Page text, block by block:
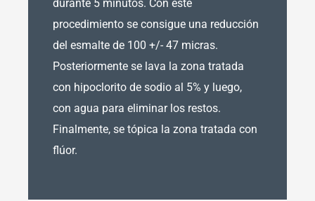
durante 5 minutos. Con este
procedimiento se consigue una reducción
del esmalte de 100 +/- 47 micras.
Posteriormente se lava la zona tratada
con hipoclorito de sodio al 5% y luego,
con agua para eliminar los restos.
Finalmente, se tópica la zona tratada con
flúor.